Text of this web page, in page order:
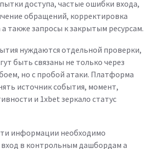
доступа, частые ошибки входа,
обращений, корректировка
также запросы к закрытым ресурсам.
нуждаются отдельной проверки,
быть связаны не только через
но с пробой атаки. Платформа
источник события, момент,
и 1xbet зеркало статус
информации необходимо
в контрольным дашбордам а